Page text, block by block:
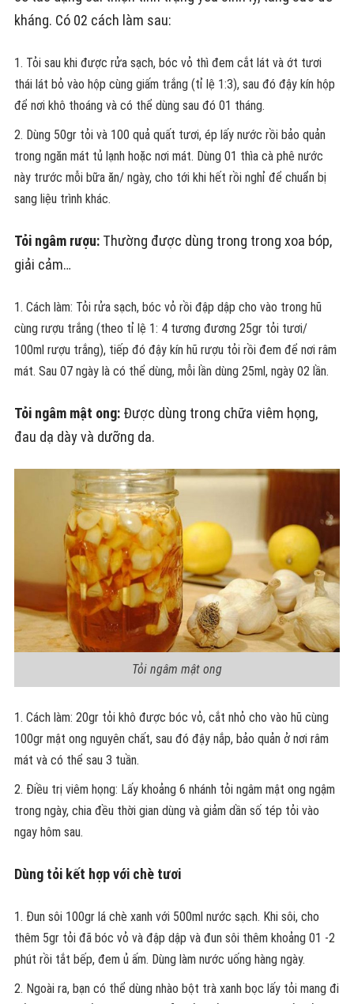
kháng. Có 02 cách làm sau:
Tỏi sau khi được rửa sạch, bóc vỏ thì đem cắt lát và ớt tươi
thái lát bỏ vào hộp cùng giấm trắng (tỉ lệ 1:3), sau đó đậy kín hộp
để nơi khô thoáng và có thể dùng sau đó 01 tháng.
Dùng 50gr tỏi và 100 quả quất tươi, ép lấy nước rồi bảo quản
trong ngăn mát tủ lạnh hoặc nơi mát. Dùng 01 thìa cà phê nước
này trước mỗi bữa ăn/ ngày, cho tới khi hết rồi nghỉ để chuẩn bị
sang liệu trình khác.
Tỏi ngâm rượu:Thường được dùng trong trong xoa bóp,
giải cảm…
Cách làm: Tỏi rửa sạch, bóc vỏ rồi đập dập cho vào trong hũ
cùng rượu trắng (theo tỉ lệ 1: 4 tương đương 25gr tỏi tươi/
100ml rượu trắng), tiếp đó đậy kín hũ rượu tỏi rồi đem để nơi râm
mát. Sau 07 ngày là có thể dùng, mỗi lần dùng 25ml, ngày 02 lần.
Tỏi ngâm mật ong:Được dùng trong chữa viêm họng,
đau dạ dày và dưỡng da.
Tỏi ngâm mật ong
Cách làm: 20gr tỏi khô được bóc vỏ, cắt nhỏ cho vào hũ cùng
100gr mật ong nguyên chất, sau đó đậy nắp, bảo quản ở nơi râm
mát và có thể sau 3 tuần.
Điều trị viêm họng: Lấy khoảng 6 nhánh tỏi ngâm mật ong ngậm
trong ngày, chia đều thời gian dùng và giảm dần số tép tỏi vào
ngay hôm sau.
Dùng tỏi kết hợp với chè tươi
Đun sôi 100gr lá chè xanh với 500ml nước sạch. Khi sôi, cho
thêm 5gr tỏi đã bóc vỏ và đập dập và đun sôi thêm khoảng 01 -2
phút rồi tắt bếp, đem ủ ấm. Dùng làm nước uống hàng ngày.
Ngoài ra, bạn có thể dùng nhào bột trà xanh bọc lấy tỏi mang đi